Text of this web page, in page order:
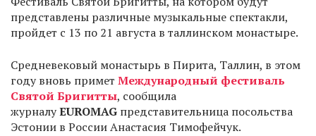
представлены различные музыкальные спектакли,
пройдет с 13 по 21 августа в таллинском монастыре.
Средневековый монастырь в Пирита, Таллин, в этом
году вновь примет Международный фестиваль
Святой Бригитты, сообщила
журналуEUROMAG представительница посольства
Эстонии в России Анастасия Тимофейчук.